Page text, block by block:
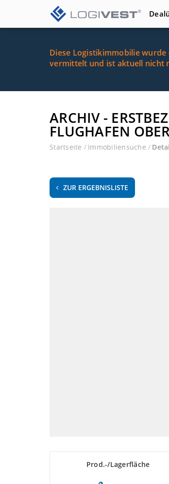
Diese Logistikimmobilie
vermittelt und ist aktuell nicht
ARCHIV -
FLUGHAFEN
Startseite / Immobiliensuche /
ZUR ERGEBNISLISTE
Prod.-/Lagerfläche